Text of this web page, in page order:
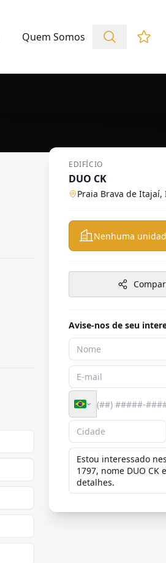
Quem Somos
EDIFÍCIO
DUO CK
Praia Brava de Itajaí,
Nenhuma
Avise-nos de seu